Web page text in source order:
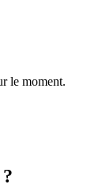
le moment.
?